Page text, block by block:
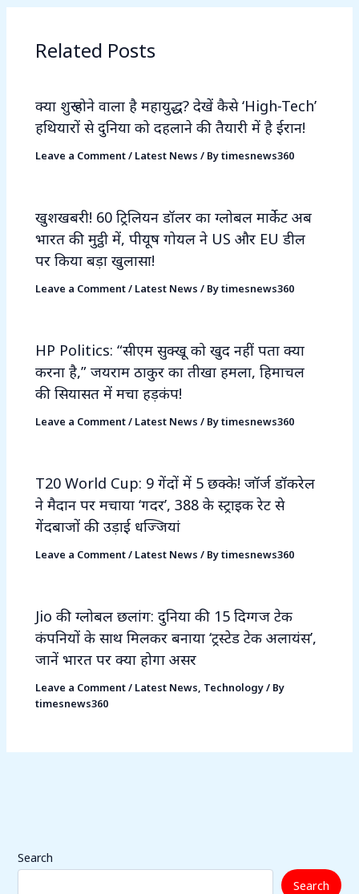
Related Posts
क्या शुरू होने वाला है महायुद्ध? देखें कैसे ‘High-Tech’
हथियारों से दुनिया को दहलाने की तैयारी में है ईरान!
Leave a Comment/ Latest News / Bytimesnews360
खुशखबरी! 60 ट्रिलियन डॉलर का ग्लोबल मार्केट अब
भारत की मुट्ठी में, पीयूष गोयल ने US और EU डील
पर किया बड़ा खुलासा!
Leave a Comment/ Latest News / Bytimesnews360
HP Politics: “सीएम सुक्खू को खुद नहीं पता क्या
करना है,” जयराम ठाकुर का तीखा हमला, हिमाचल
की सियासत में मचा हड़कंप!
Leave a Comment/ Latest News / Bytimesnews360
T20 World Cup: 9 गेंदों में 5 छक्के! जॉर्ज डॉकरेल
ने मैदान पर मचाया ‘गदर’, 388 के स्ट्राइक रेट से
गेंदबाजों की उड़ाई धज्जियां
Leave a Comment/ Latest News / Bytimesnews360
Jio की ग्लोबल छलांग: दुनिया की 15 दिग्गज टेक
कंपनियों के साथ मिलकर बनाया ‘ट्रस्टेड टेक अलायंस’,
जानें भारत पर क्या होगा असर
Leave a Comment/ Latest News, Technology/ By
timesnews360
Search
Search